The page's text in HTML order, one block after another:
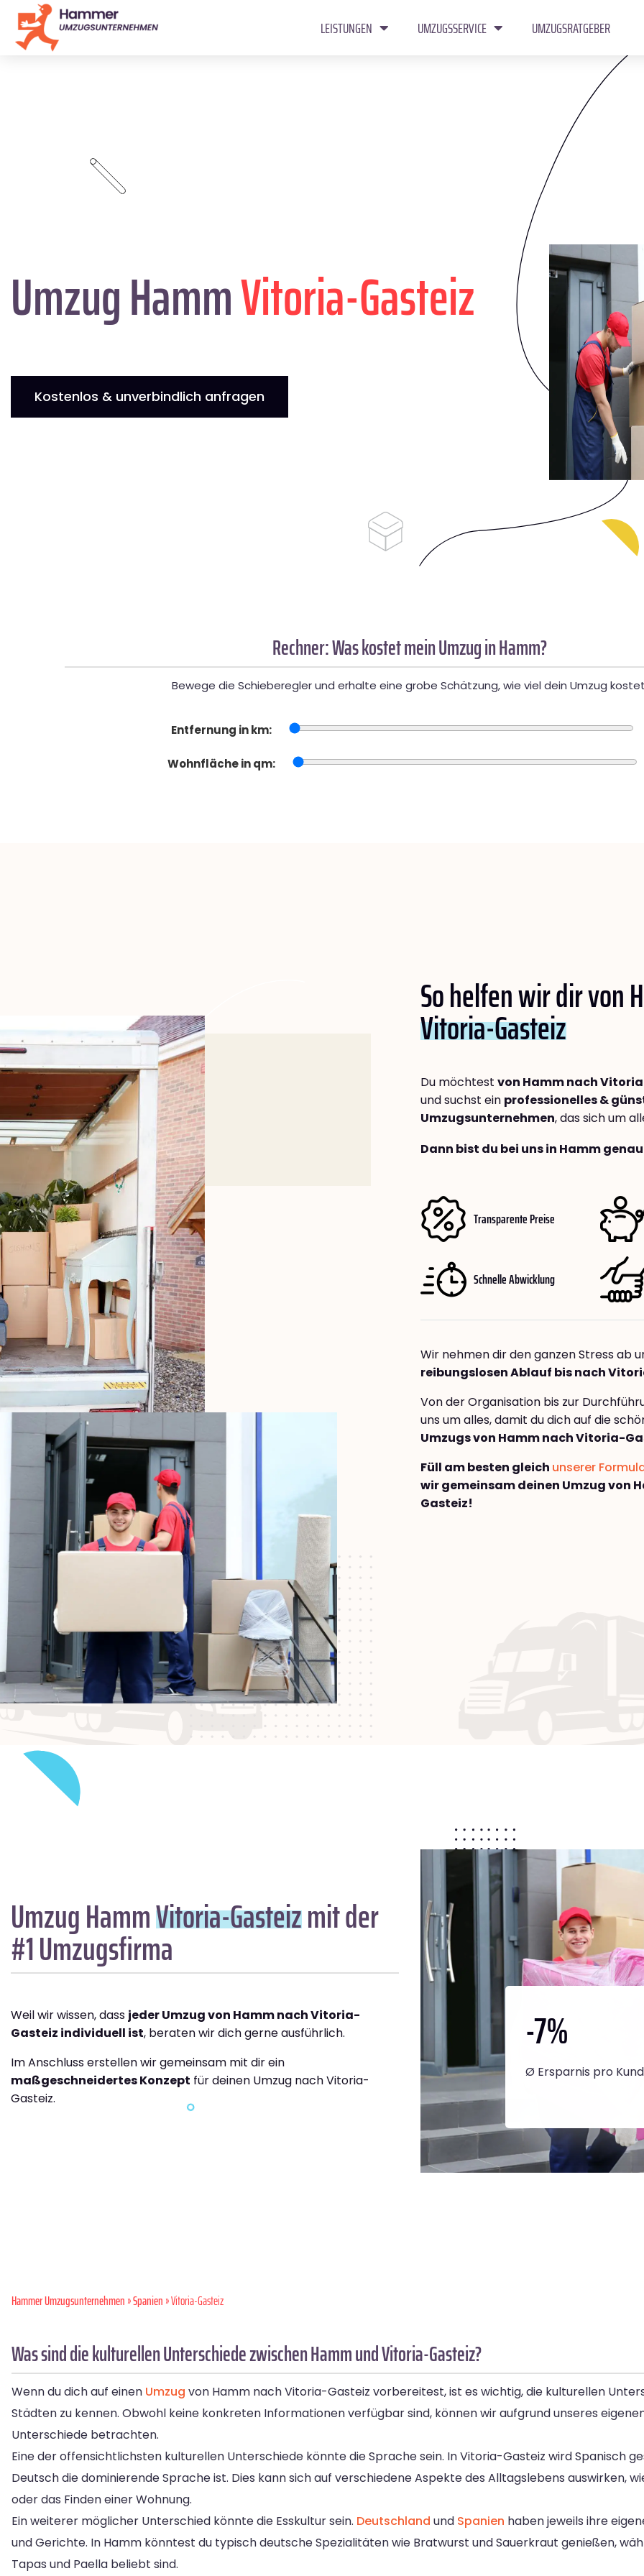
LEISTUNGEN UMZUGSSERVICE UMZUGSRATGEBER
Umzug HammVitoria-Gasteiz
Kostenlos & unverbindlich anfragen
Rechner: Was kostet mein Umzug in Hamm?
Bewege die Schieberegler und erhalte eine grobe Schätzung, wie viel dein Umzug
Entfernung in km:
Wohnfläche in qm:
So helfen wir dir von
Vitoria-Gasteiz
Du möchtest von Hamm nach
und suchst ein professionelles &
Umzugsunternehmen, das sich um
Dann bist du bei uns in Hamm
Transparente Preise
Schnelle Abwicklung
Wir nehmen dir den ganzen Stress ab
reibungslosen Ablauf bis nach
Von der Organisation bis zur
uns um alles, damit du dich auf die
Umzugs von Hamm nach Vitoria-
Füll am besten gleich unserer
wir gemeinsam deinen Umzug von
Gasteiz!
Umzug HammVitoria-Gasteizmit der
#1 Umzugsfirma
Weil wir wissen, dass jeder Umzug von Hamm nach Vitoria-
Gasteiz individuell ist, beraten wir dich gerne ausführlich.
Im Anschluss erstellen wir gemeinsam mit dir ein
maßgeschneidertes Konzept für deinen Umzug nach Vitoria-
Gasteiz.
-7%
Ø Ersparnis pro
Hammer Umzugsunternehmen»Spanien» Vitoria-Gasteiz
Was sind die kulturellen Unterschiede zwischen Hamm und Vitoria-Gasteiz?
Wenn du dich auf einen Umzug von Hamm nach Vitoria-Gasteiz vorbereitest, ist es wichtig, die kulturellen
Städten zu kennen. Obwohl keine konkreten Informationen verfügbar sind, können wir aufgrund unseres
Unterschiede betrachten.
Eine der offensichtlichsten kulturellen Unterschiede könnte die Sprache sein. In Vitoria-Gasteiz wird Spanisch
Deutsch die dominierende Sprache ist. Dies kann sich auf verschiedene Aspekte des Alltagslebens auswirken,
oder das Finden einer Wohnung.
Ein weiterer möglicher Unterschied könnte die Esskultur sein. Deutschland und Spanien haben jeweils ihre
und Gerichte. In Hamm könntest du typisch deutsche Spezialitäten wie Bratwurst und Sauerkraut genießen,
Tapas und Paella beliebt sind.